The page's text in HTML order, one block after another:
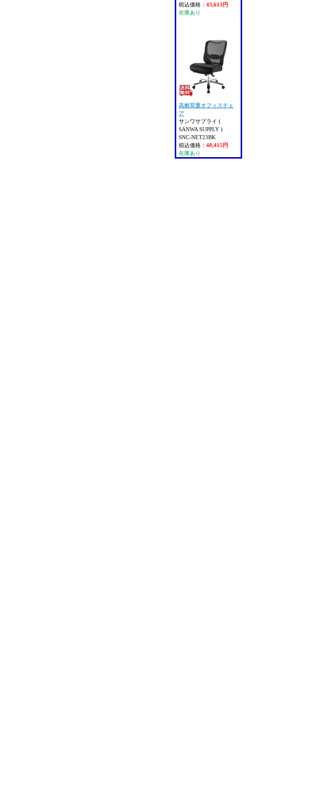
税込価格： 43,613円
在庫あり
高耐荷重オフィスチェ
ア
サンワサプライ (
SANWA SUPPLY )
SNC-NET23BK
税込価格： 48,415円
在庫あり